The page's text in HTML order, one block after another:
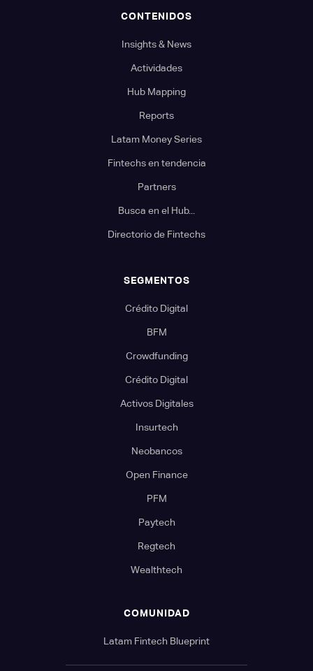
CONTENIDOS
Insights & News
Actividades
Hub Mapping
Reports
Latam Money Series
Fintechs en tendencia
Partners
Busca en el Hub...
Directorio de Fintechs
SEGMENTOS
Crédito Digital
BFM
Crowdfunding
Crédito Digital
Activos Digitales
Insurtech
Neobancos
Open Finance
PFM
Paytech
Regtech
Wealthtech
COMUNIDAD
Latam Fintech Blueprint